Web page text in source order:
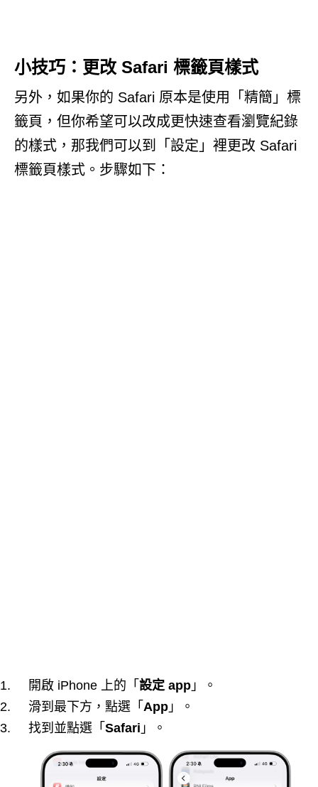
小技巧：更改 Safari 標籤頁樣式
另外，如果你的 Safari 原本是使用「精簡」標
籤頁，但你希望可以改成更快速查看瀏覽紀錄
的樣式，那我們可以到「設定」裡更改 Safari
標籤頁樣式。步驟如下：
開啟 iPhone 上的「 設定 app 」。
滑到最下方，點選「 App 」。
找到並點選「 Safari 」。